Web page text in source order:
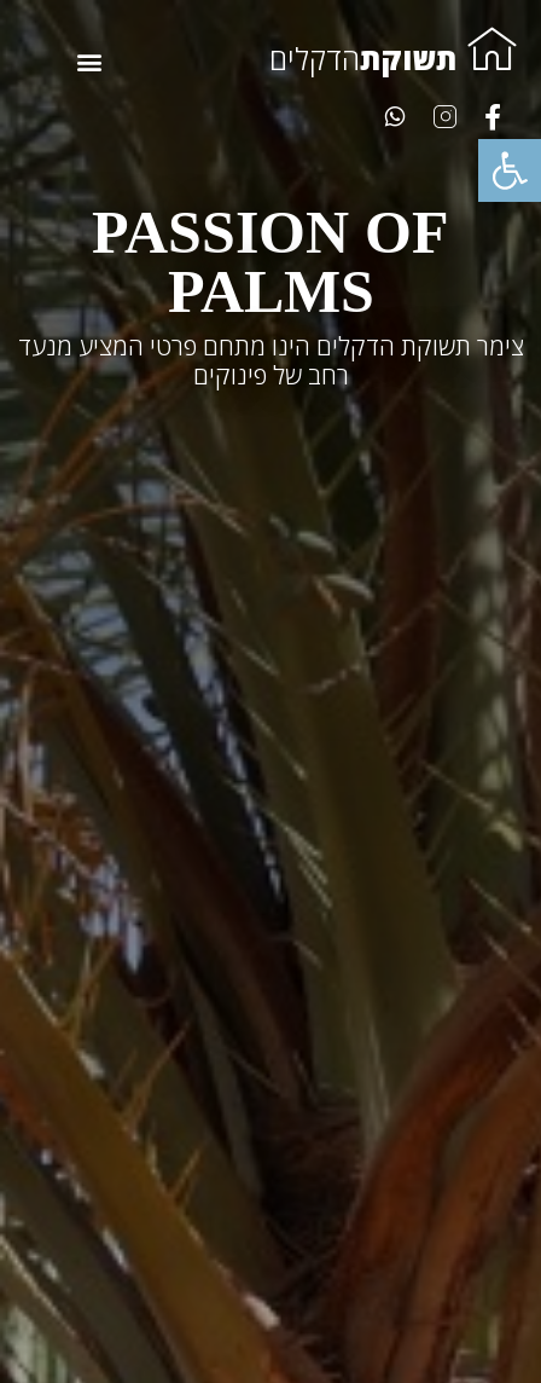
פתח סרגל נגישות
תשוקתהדקלים
PASSION OF
PALMS
צימר תשוקת הדקלים הינו מתחם פרטי המציע מנעד
רחב של פינוקים